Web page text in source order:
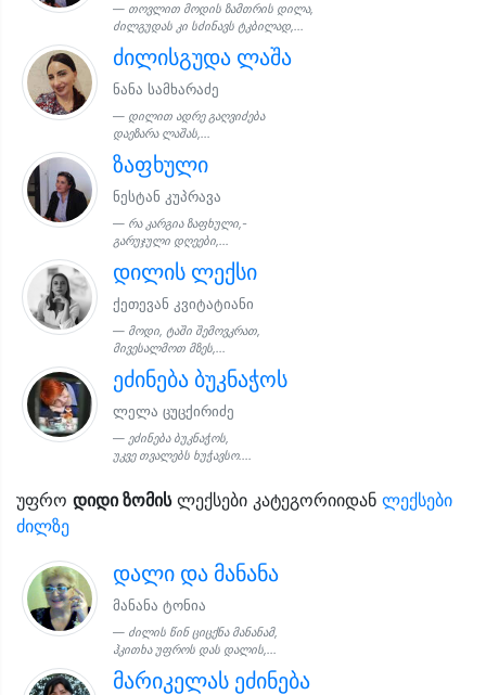
თოვლით მოდის ზამთრის დილა,
ძილგუდას კი სძინავს ტკბილად,...
ძილისგუდა ლაშა
ნანა სამხარაძე
დილით ადრე გაღვიძება
დაეზარა ლაშას,...
ზაფხული
ნესტან კუპრავა
რა კარგია ზაფხული,-
გარუჯული დღეები,...
დილის ლექსი
ქეთევან კვიტატიანი
მოდი, ტაში შემოვკრათ,
მივესალმოთ მზეს,...
ეძინება ბუკნაჭოს
ლელა ცუცქირიძე
ეძინება ბუკნაჭოს,
უკვე თვალებს ხუჭავსო....
უფრო დიდი ზომისლექსები კატეგორიიდან ლექსები
ძილზე
დალი და მანანა
მანანა ტონია
ძილის წინ ციცქნა მანანამ,
ჰკითხა უფროს დას დალის,...
მარიკელას ეძინება